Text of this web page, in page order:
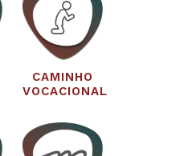
CAMINHO
VOCACIONAL